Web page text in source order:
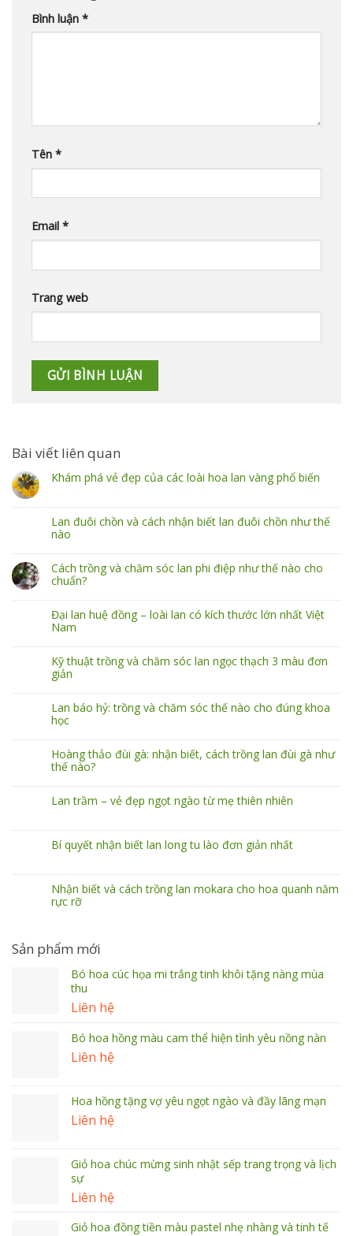
Bình luận *
Tên *
Email *
Trang web
Bài viết liên quan
Khám phá vẻ đẹp của các loài hoa lan vàng phổ biến
Lan đuôi chồn và cách nhận biết lan đuôi chồn như thế
nào
Cách trồng và chăm sóc lan phi điệp như thế nào cho
chuẩn?
Đại lan huệ đồng – loài lan có kích thước lớn nhất Việt
Nam
Kỹ thuật trồng và chăm sóc lan ngọc thạch 3 màu đơn
giản
Lan báo hỷ: trồng và chăm sóc thế nào cho đúng khoa
học
Hoàng thảo đùi gà: nhận biết, cách trồng lan đùi gà như
thế nào?
Lan trầm – vẻ đẹp ngọt ngào từ mẹ thiên nhiên
Bí quyết nhận biết lan long tu lào đơn giản nhất
Nhận biết và cách trồng lan mokara cho hoa quanh năm
rực rỡ
Sản phẩm mới
Bó hoa cúc họa mi trắng tinh khôi tặng nàng mùa
thu
Liên hệ
Bó hoa hồng màu cam thể hiện tình yêu nồng nàn
Liên hệ
Hoa hồng tặng vợ yêu ngọt ngào và đầy lãng mạn
Liên hệ
Giỏ hoa chúc mừng sinh nhật sếp trang trọng và lịch
sự
Liên hệ
Giỏ hoa đồng tiền màu pastel nhẹ nhàng và tinh tế